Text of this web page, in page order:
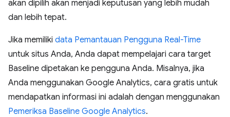
akan dipilih akan menjadi keputusan yang lebih mudah
dan lebih tepat.
Jika memiliki data Pemantauan Pengguna Real-Time
untuk situs Anda, Anda dapat mempelajari cara target
Baseline dipetakan ke pengguna Anda. Misalnya, jika
Anda menggunakan Google Analytics, cara gratis untuk
mendapatkan informasi ini adalah dengan menggunakan
Pemeriksa Baseline Google Analytics.